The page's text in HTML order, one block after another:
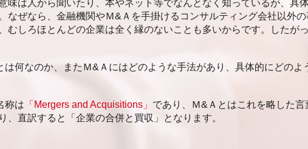
者不在
題
資金調達 方法 クラウドファ
資金調達 ベンチャー
継
継 分析
問題
味は人から聞いたり、本やネット等でなんとなく知っているが、具
なぜなら、金融機関やＭ&Ａを手掛けるコンサルティング会社以外
むしろほとんどの企業は全く縁のないことも多いからです。したが
は何なのか、またＭ&Ａにはどのような手法があり、具体的にどの
称は 「Mergers and Acquisitions」 であり、Ｍ&Ａとはこれを略した言
、直訳すると「企業の合併と買収」となります。